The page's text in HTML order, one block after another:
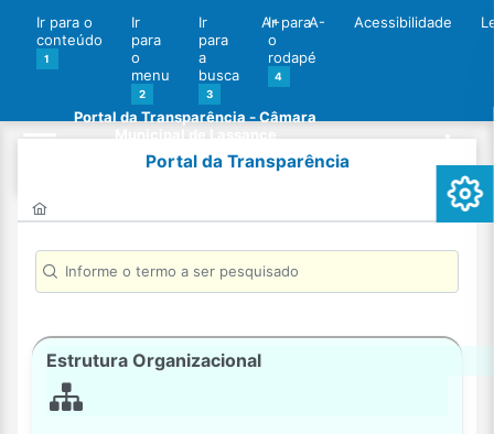
Ir para o
conteúdo
1
Ir
para
o
menu
2
Ir
para
a
busca
3
Ir para
o
rodapé
4
A+ A- Acessibilidade
Portal da Transparência - Câmara
Portal da Transparência
Estrutura Organizacional